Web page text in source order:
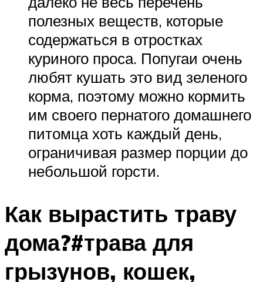
полезных веществ, которые
содержаться в отростках
куриного проса. Попугаи очень
любят кушать это вид зеленого
корма, поэтому можно кормить
им своего пернатого домашнего
питомца хоть каждый день,
ограничивая размер порции до
небольшой горсти.
Как вырастить траву
дома?#трава для
грызунов, кошек,